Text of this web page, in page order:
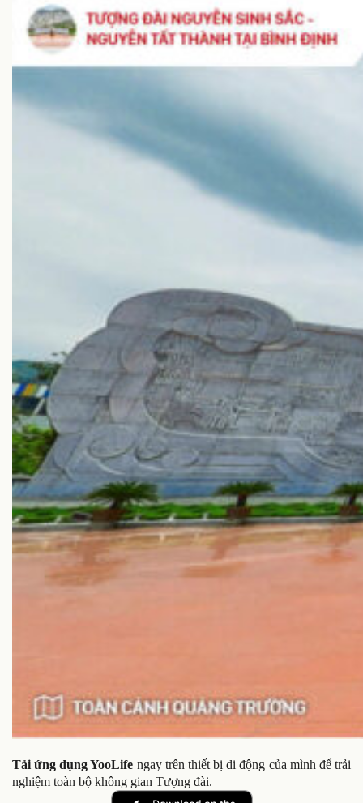
Tải ứng dụng YooLife ngay trên thiết bị di động của mình để trải
nghiệm toàn bộ không gian Tượng đài.